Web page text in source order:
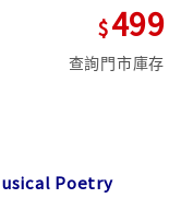
499
查詢門市庫存
Poetry